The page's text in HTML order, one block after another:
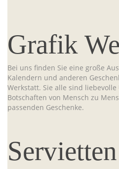
Grafik
Bei uns finden Sie eine große
Kalendern und anderen
Werkstatt. Sie alle sind
Botschaften von Mensch zu
passenden Geschenke.
Servietten